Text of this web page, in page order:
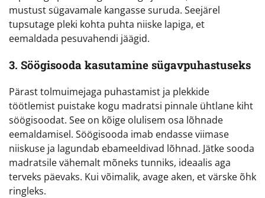
mustust sügavamale kangasse suruda. Seejärel
tupsutage pleki kohta puhta niiske lapiga, et
eemaldada pesuvahendi jäägid.
3. Söögisooda kasutamine sügavpuhastuseks
Pärast tolmuimejaga puhastamist ja plekkide
töötlemist puistake kogu madratsi pinnale ühtlane kiht
söögisoodat. See on kõige olulisem osa lõhnade
eemaldamisel. Söögisooda imab endasse viimase
niiskuse ja lagundab ebameeldivad lõhnad. Jätke sooda
madratsile vähemalt mõneks tunniks, ideaalis aga
terveks päevaks. Kui võimalik, avage aken, et värske õhk
ringleks.